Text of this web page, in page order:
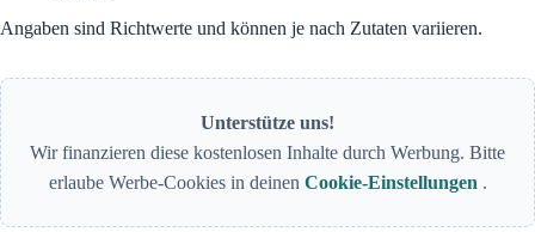
Angaben sind Richtwerte und können je nach Zutaten variieren.
Unterstütze uns!
Wir finanzieren diese kostenlosen Inhalte durch Werbung. Bitte
erlaube Werbe-Cookies in deinen Cookie-Einstellungen .